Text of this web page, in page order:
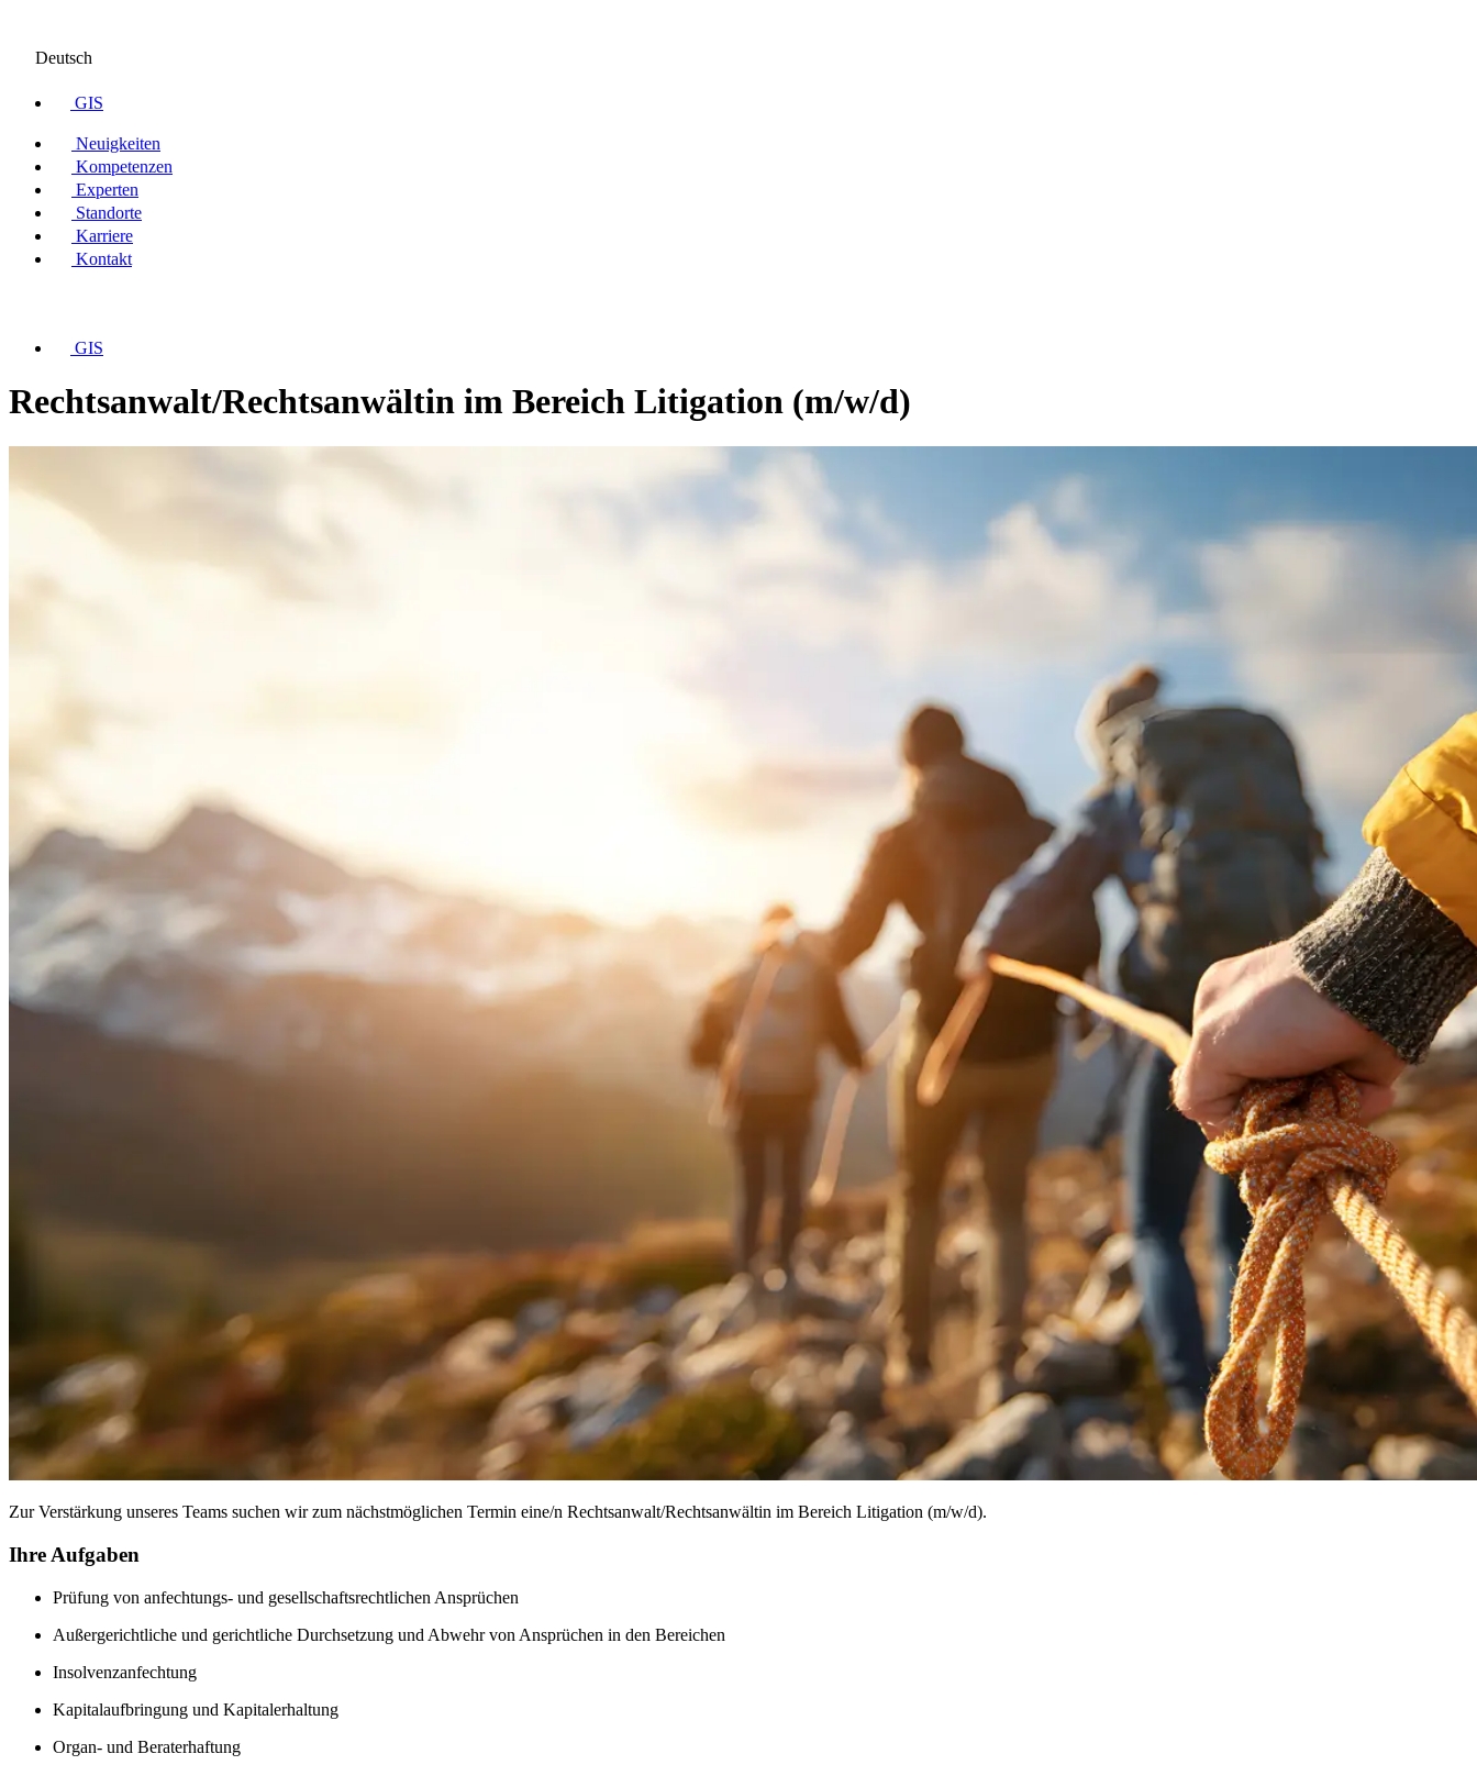
Deutsch
GIS
Neuigkeiten
Kompetenzen
Experten
Standorte
Karriere
Kontakt
GIS
Rechtsanwalt/Rechtsanwältin im Bereich Litigation (m/w/d)
Zur Verstärkung unseres Teams suchen wir zum nächstmöglichen Termin eine/n Rechtsanwalt/Rechtsanwältin im Bereich Litigation (m/w/d).
Ihre Aufgaben
Prüfung von anfechtungs- und gesellschaftsrechtlichen Ansprüchen
Außergerichtliche und gerichtliche Durchsetzung und Abwehr von Ansprüchen in den Bereichen
Insolvenzanfechtung
Kapitalaufbringung und Kapitalerhaltung
Organ- und Beraterhaftung